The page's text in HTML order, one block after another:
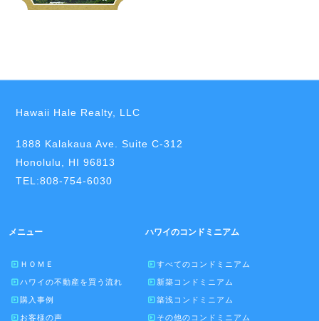
Hawaii Hale Realty, LLC
1888 Kalakaua Ave. Suite C-312
Honolulu, HI 96813
TEL:808-754-6030
メニュー
ＨＯＭＥ
ハワイの不動産を買う流れ
購入事例
お客様の声
ハワイのコンドミニアム
すべてのコンドミニアム
新築コンドミニアム
築浅コンドミニアム
その他のコンドミニアム